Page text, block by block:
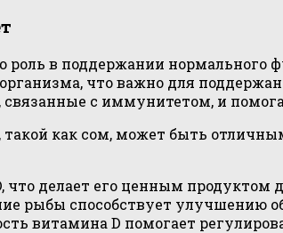
в поддержании нормального
что важно для
связанные с иммунитетом, и
как сом, может быть
что делает его ценным продуктом
рыбы способствует улучшению
витамина D помогает